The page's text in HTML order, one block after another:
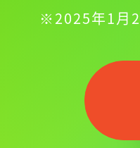
※2025年1月